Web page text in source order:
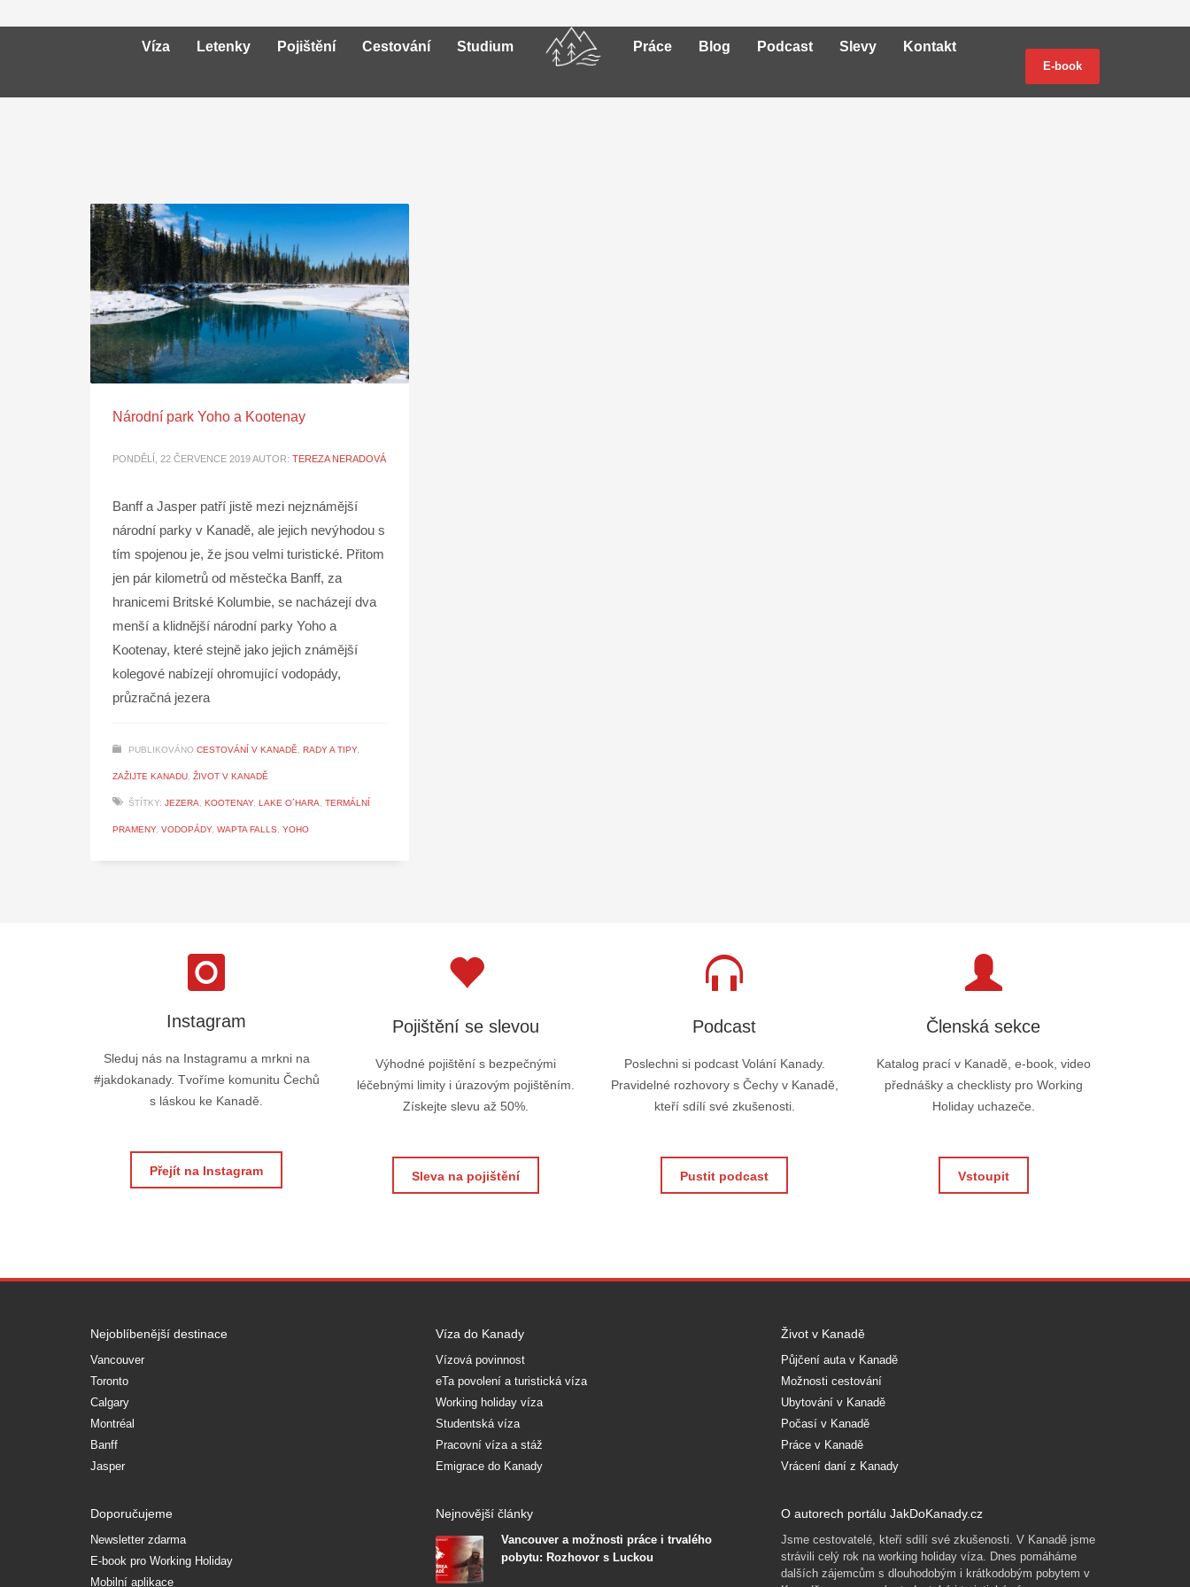
Víza Letenky Pojištění Cestování Studium Práce Blog Podcast Slevy Kontakt
E-book
Národní park Yoho a Kootenay
PONDĚLÍ, 22 ČERVENCE 2019AUTOR: TEREZA NERADOVÁ
Banff a Jasper patří jistě mezi nejznámější
národní parky v Kanadě, ale jejich nevýhodou s
tím spojenou je, že jsou velmi turistické. Přitom
jen pár kilometrů od městečka Banff, za
hranicemi Britské Kolumbie, se nacházejí dva
menší a klidnější národní parky Yoho a
Kootenay, které stejně jako jejich známější
kolegové nabízejí ohromující vodopády,
průzračná jezera
PUBLIKOVÁNO CESTOVÁNÍ V KANADĚ, RADY A TIPY,
ZAŽIJTE KANADU, ŽIVOT V KANADĚ
ŠTÍTKY: JEZERA, KOOTENAY, LAKE O´HARA, TERMÁLNÍ
PRAMENY, VODOPÁDY, WAPTA FALLS, YOHO
Instagram
Sleduj nás na Instagramu a mrkni na
#jakdokanady. Tvoříme komunitu Čechů
s láskou ke Kanadě.
Přejít na Instagram
Pojištění se slevou
Výhodné pojištění s bezpečnými
léčebnými limity i úrazovým pojištěním.
Získejte slevu až 50%.
Sleva na pojištění
Podcast
Poslechni si podcast Volání Kanady.
Pravidelné rozhovory s Čechy v Kanadě,
kteří sdílí své zkušenosti.
Pustit podcast
Členská sekce
Katalog prací v Kanadě, e-book, video
přednášky a checklisty pro Working
Holiday uchazeče.
Vstoupit
Nejoblíbenější destinace
Vancouver
Toronto
Calgary
Montréal
Banff
Jasper
Víza do Kanady
Vízová povinnost
eTa povolení a turistická víza
Working holiday víza
Studentská víza
Pracovní víza a stáž
Emigrace do Kanady
Život v Kanadě
Půjčení auta v Kanadě
Možnosti cestování
Ubytování v Kanadě
Počasí v Kanadě
Práce v Kanadě
Vrácení daní z Kanady
Doporučujeme
Newsletter zdarma
E-book pro Working Holiday
Mobilní aplikace
Nejnovější články
Vancouver a možnosti práce i trvalého
pobytu: Rozhovor s Luckou
O autorech portálu JakDoKanady.cz
Jsme cestovatelé, kteří sdílí své zkušenosti. V Kanadě jsme
strávili celý rok na working holiday víza. Dnes pomáháme
dalších zájemcům s dlouhodobým i krátkodobým pobytem v